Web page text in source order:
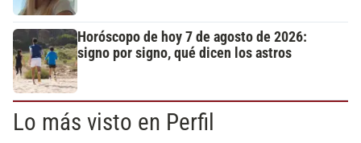
Horóscopo de hoy 7 de agosto de 2026:
signo por signo, qué dicen los astros
Lo más visto en Perfil